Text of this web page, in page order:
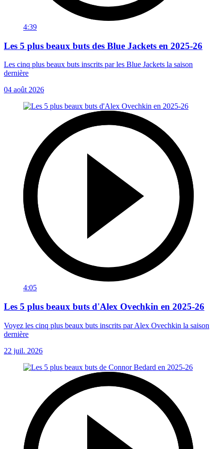
4:39
Les 5 plus beaux buts des Blue Jackets en 2025-26
Les cinq plus beaux buts inscrits par les Blue Jackets la saison
dernière
04 août 2026
4:05
Les 5 plus beaux buts d'Alex Ovechkin en 2025-26
Voyez les cinq plus beaux buts inscrits par Alex Ovechkin la saison
dernière
22 juil. 2026